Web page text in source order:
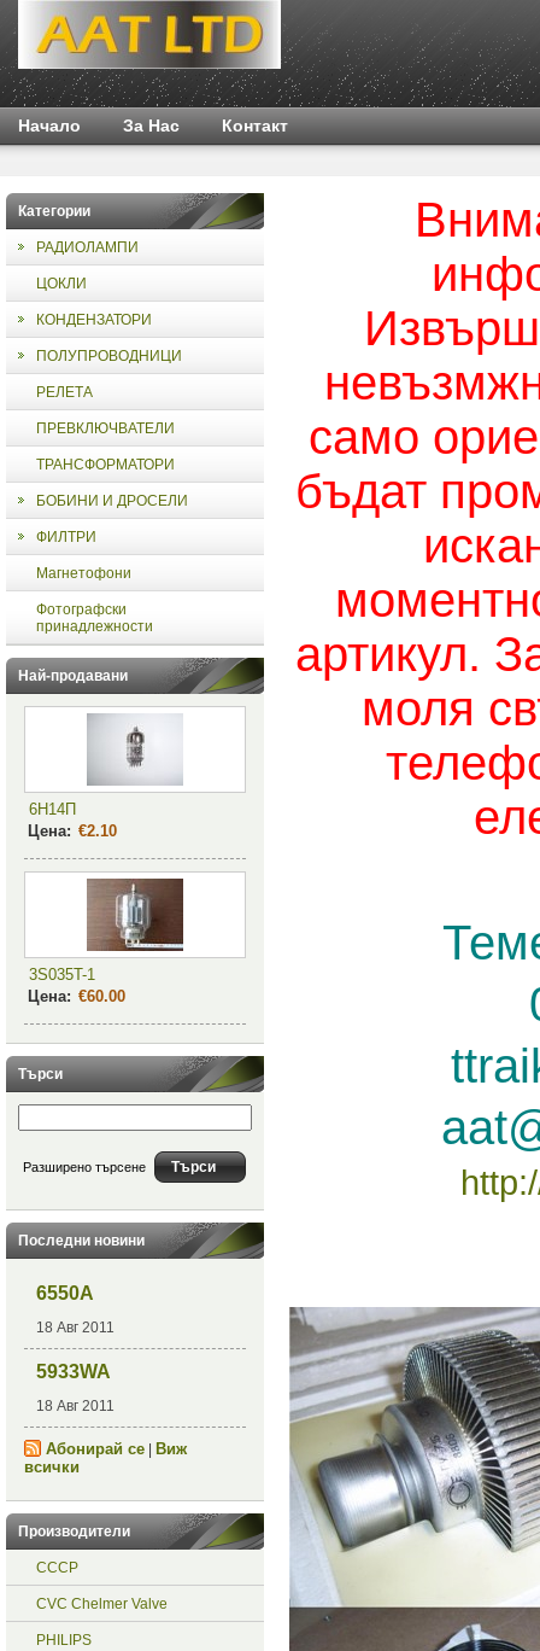
Начало За Нас Контакт
Категории
РАДИОЛАМПИ
ЦОКЛИ
КОНДЕНЗАТОРИ
ПОЛУПРОВОДНИЦИ
РЕЛЕТА
ПРЕВКЛЮЧВАТЕЛИ
ТРАНСФОРМАТОРИ
БОБИНИ И ДРОСЕЛИ
ФИЛТРИ
Магнетофони
Фотографски
принадлежности
Най-продавани
6Н14П
Цена: €2.10
3S035T-1
Цена: €60.00
Търси
Разширено търсене
Последни новини
6550A
18 Авг 2011
5933WA
18 Авг 2011
Абонирай се|
Виж
всички
Производители
СССР
CVC Chelmer Valve
PHILIPS
само
бъдат
артикул.
моля